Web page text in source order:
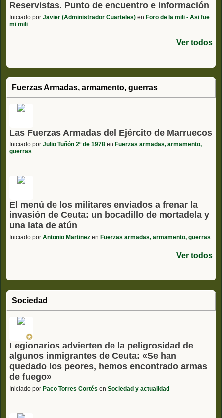
Reservistas. Punto de encuentro e información
Iniciado por Javier (Administrador Cuarteles) en Foro de la mili - Asi fue
mi mili
Ver todos
Fuerzas Armadas, armamento, guerras
Las Fuerzas Armadas del Ejército de Marruecos
Iniciado por Julio Tuñón 2º de 1978 en Fuerzas armadas, armamento,
guerras
El menú de los militares enviados a frenar la
invasión de Ceuta: un bocadillo de mortadela y
una lata de atún
Iniciado por Antonio Martinez en Fuerzas armadas, armamento, guerras
Ver todos
Sociedad
Legionarios advierten de la peligrosidad de
algunos inmigrantes de Ceuta: «Se han
quedado los peores, hemos encontrado armas
de fuego»
Iniciado por Paco Torres Cortés en Sociedad y actualidad